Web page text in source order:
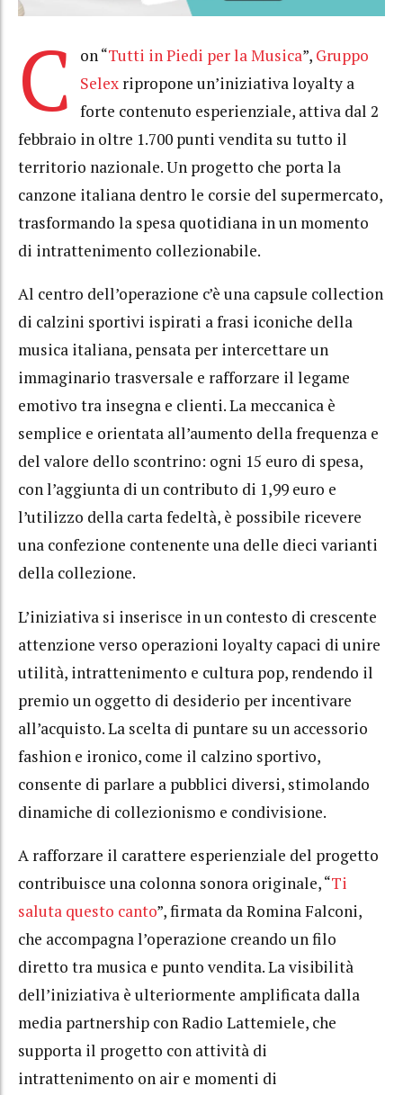
C on “Tutti in Piedi per la Musica”, Gruppo
Selex ripropone un’iniziativa loyalty a
forte contenuto esperienziale, attiva dal 2
febbraio in oltre 1.700 punti vendita su tutto il
territorio nazionale. Un progetto che porta la
canzone italiana dentro le corsie del supermercato,
trasformando la spesa quotidiana in un momento
di intrattenimento collezionabile.
Al centro dell’operazione c’è una capsule collection
di calzini sportivi ispirati a frasi iconiche della
musica italiana, pensata per intercettare un
immaginario trasversale e rafforzare il legame
emotivo tra insegna e clienti. La meccanica è
semplice e orientata all’aumento della frequenza e
del valore dello scontrino: ogni 15 euro di spesa,
con l’aggiunta di un contributo di 1,99 euro e
l’utilizzo della carta fedeltà, è possibile ricevere
una confezione contenente una delle dieci varianti
della collezione.
L’iniziativa si inserisce in un contesto di crescente
attenzione verso operazioni loyalty capaci di unire
utilità, intrattenimento e cultura pop, rendendo il
premio un oggetto di desiderio per incentivare
all’acquisto. La scelta di puntare su un accessorio
fashion e ironico, come il calzino sportivo,
consente di parlare a pubblici diversi, stimolando
dinamiche di collezionismo e condivisione.
A rafforzare il carattere esperienziale del progetto
contribuisce una colonna sonora originale, “Ti
saluta questo canto”, firmata da Romina Falconi,
che accompagna l’operazione creando un filo
diretto tra musica e punto vendita. La visibilità
dell’iniziativa è ulteriormente amplificata dalla
media partnership con Radio Lattemiele, che
supporta il progetto con attività di
intrattenimento on air e momenti di